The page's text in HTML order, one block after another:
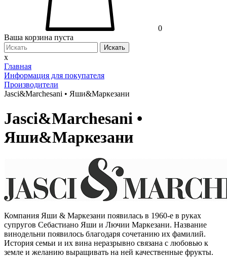
0
Ваша корзина пуста
Искать
x
Главная
Информация для покупателя
Производители
Jasci&Marchesani • Яши&Маркезани
Jasci&Marchesani •
Яши&Маркезани
Компания Яши & Маркезани появилась в 1960-е в руках
супругов Себастиано Яши и Лючии Маркезани. Название
винодельни появилось благодаря сочетанию их фамилий.
История семьи и их вина неразрывно связана с любовью к
земле и желанию выращивать на ней качественные фрукты.